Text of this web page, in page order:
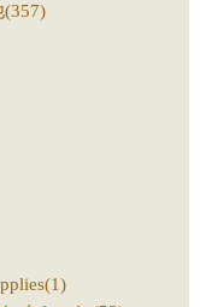
(357)